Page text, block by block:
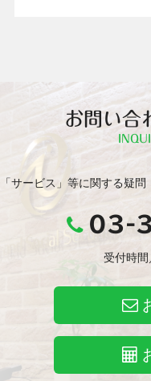
お問い合
「サービス」等に関する疑
03-
受付時